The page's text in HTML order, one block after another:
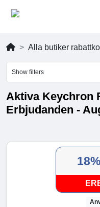
Alla butiker
Show filters
Aktiva Keychron
Erbjudanden -